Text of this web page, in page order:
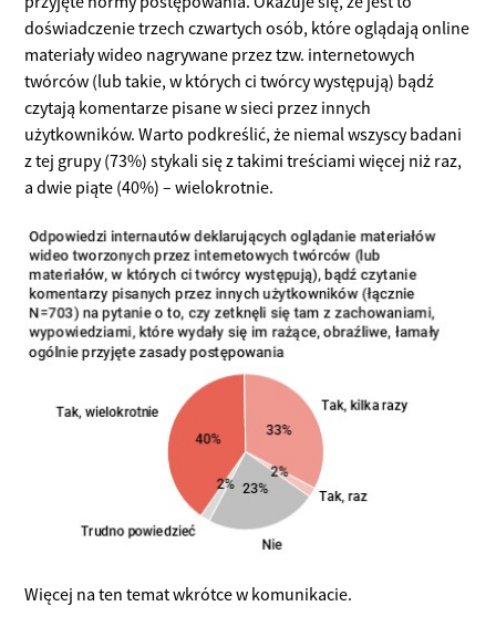
doświadczenie trzech czwartych osób, które oglądają online
materiały wideo nagrywane przez tzw. internetowych
twórców (lub takie, w których ci twórcy występują) bądź
czytają komentarze pisane w sieci przez innych
użytkowników. Warto podkreślić, że niemal wszyscy badani
z tej grupy (73%) stykali się z takimi treściami więcej niż raz,
a dwie piąte (40%) – wielokrotnie.
Więcej na ten temat wkrótce w komunikacie.